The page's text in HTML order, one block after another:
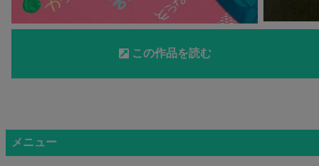
この作品を読む
メニュー